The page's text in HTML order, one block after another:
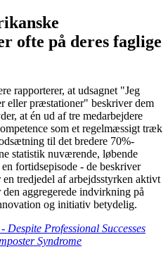
ofte på deres faglige
rapporterer, at udsagnet "Jeg
eller præstationer" beskriver dem
at én ud af tre medarbejdere
som et regelmæssigt træk
til det bredere 70%-
statistik nuværende, løbende
fortidsepisode - de beskriver
tredjedel af arbejdsstyrken aktivt
aggregerede indvirkning på
og initiativ betydelig.
Despite Professional Successes
Syndrome